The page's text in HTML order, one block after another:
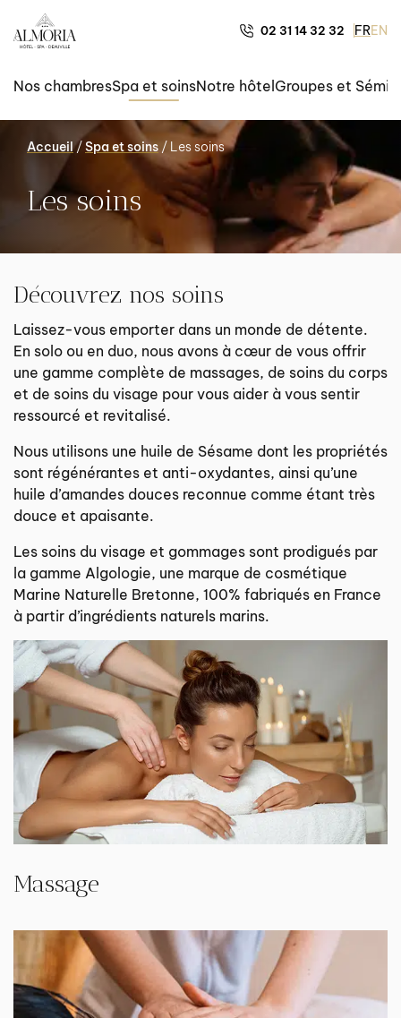
02 31 14 32 32 FREN
Nos chambresSpa et soinsNotre hôtel Groupes et
Accueil/Spa et soins / Les soins
Les soins
Découvrez nos soins
Laissez-vous emporter dans un monde de détente.
En solo ou en duo, nous avons à cœur de vous offrir
une gamme complète de massages, de soins du corps
et de soins du visage pour vous aider à vous sentir
ressourcé et revitalisé.
Nous utilisons une huile de Sésame dont les propriétés
sont régénérantes et anti-oxydantes, ainsi qu’une
huile d’amandes douces reconnue comme étant très
douce et apaisante.
Les soins du visage et gommages sont prodigués par
la gamme Algologie, une marque de cosmétique
Marine Naturelle Bretonne, 100% fabriqués en France
à partir d’ingrédients naturels marins.
Massage